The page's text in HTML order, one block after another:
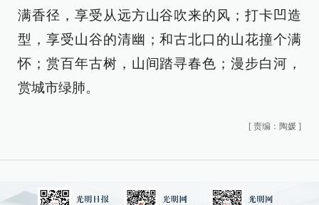
满香径，享受从远方山谷吹来的风；打卡凹造
型，享受山谷的清幽；和古北口的山花撞个满
怀；赏百年古树，山间踏寻春色；漫步白河，
赏城市绿肺。
[ 责编：陶媛 ]